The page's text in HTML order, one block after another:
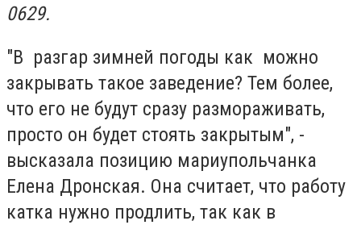
0629.
"В разгар зимней погоды как можно
закрывать такое заведение? Тем более,
что его не будут сразу размораживать,
просто он будет стоять закрытым", -
высказала позицию мариупольчанка
Елена Дронская. Она считает, что работу
катка нужно продлить, так как в